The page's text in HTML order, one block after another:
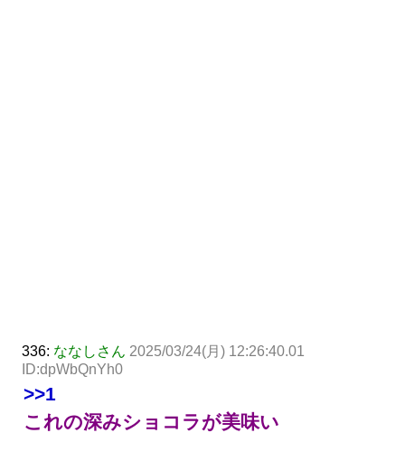
336: ななしさん 2025/03/24(月) 12:26:40.01
ID:dpWbQnYh0
>>1
これの深みショコラが美味い